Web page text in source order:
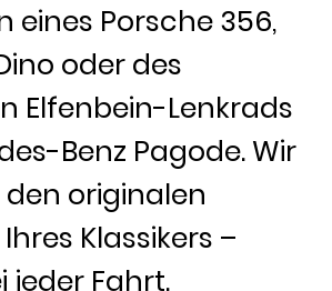
eines Porsche 356,
oder des
Elfenbein-Lenkrads
Benz Pagode. Wir
originalen
Klassikers –
jeder Fahrt.